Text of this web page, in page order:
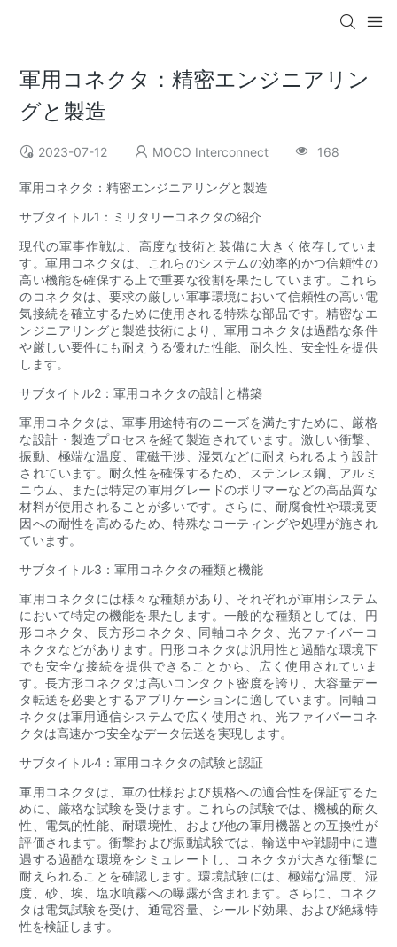
軍用コネクタ：精密エンジニアリン
グと製造
2023-07-12 MOCO Interconnect 168
軍用コネクタ：精密エンジニアリングと製造
サブタイトル1：ミリタリーコネクタの紹介
現代の軍事作戦は、高度な技術と装備に大きく依存していま
す。軍用コネクタは、これらのシステムの効率的かつ信頼性の
高い機能を確保する上で重要な役割を果たしています。これら
のコネクタは、要求の厳しい軍事環境において信頼性の高い電
気接続を確立するために使用される特殊な部品です。精密なエ
ンジニアリングと製造技術により、軍用コネクタは過酷な条件
や厳しい要件にも耐えうる優れた性能、耐久性、安全性を提供
します。
サブタイトル2：軍用コネクタの設計と構築
軍用コネクタは、軍事用途特有のニーズを満たすために、厳格
な設計・製造プロセスを経て製造されています。激しい衝撃、
振動、極端な温度、電磁干渉、湿気などに耐えられるよう設​​計
されています。耐久性を確保するため、ステンレス鋼、アルミ
ニウム、または特定の軍用グレードのポリマーなどの高品質な
材料が使用されることが多いです。さらに、耐腐食性や環境要
因への耐性を高めるため、特殊なコーティングや処理が施され
ています。
サブタイトル3：軍用コネクタの種類と機能
軍用コネクタには様々な種類があり、それぞれが軍用システム
において特定の機能を果たします。一般的な種類としては、円
形コネクタ、長方形コネクタ、同軸コネクタ、光ファイバーコ
ネクタなどがあります。円形コネクタは汎用性と過酷な環境下
でも安全な接続を提供できることから、広く使用されていま
す。長方形コネクタは高いコンタクト密度を誇り、大容量デー
タ転送を必要とするアプリケーションに適しています。同軸コ
ネクタは軍用通信システムで広く使用され、光ファイバーコネ
クタは高速かつ安全なデータ伝送を実現します。
サブタイトル4：軍用コネクタの試験と認証
軍用コネクタは、軍の仕様および規格への適合性を保証するた
めに、厳格な試験を受けます。これらの試験では、機械的耐久
性、電気的性能、耐環境性、および他の軍用機器との互換性が
評価されます。衝撃および振動試験では、輸送中や戦闘中に遭
遇する過酷な環境をシミュレートし、コネクタが大きな衝撃に
耐えられることを確認します。環境試験には、極端な温度、湿
度、砂、埃、塩水噴霧への曝露が含まれます。さらに、コネク
タは電気試験を受け、通電容量、シールド効果、および絶縁特
性を検証します。